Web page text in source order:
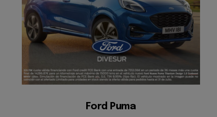
Ford Puma